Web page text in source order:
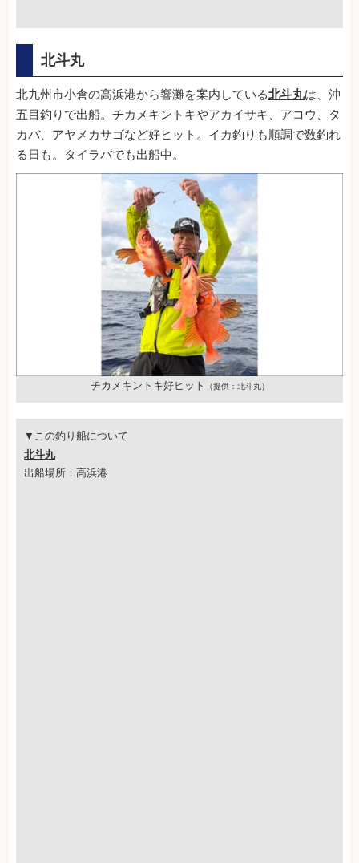
北斗丸
北九州市小倉の高浜港から響灘を案内している北斗丸は、沖
五目釣りで出船。チカメキントキやアカイサキ、アコウ、タ
カバ、アヤメカサゴなど好ヒット。イカ釣りも順調で数釣れ
る日も。タイラバでも出船中。
チカメキントキ好ヒット （提供：北斗丸）
▼この釣り船について
北斗丸
出船場所：高浜港